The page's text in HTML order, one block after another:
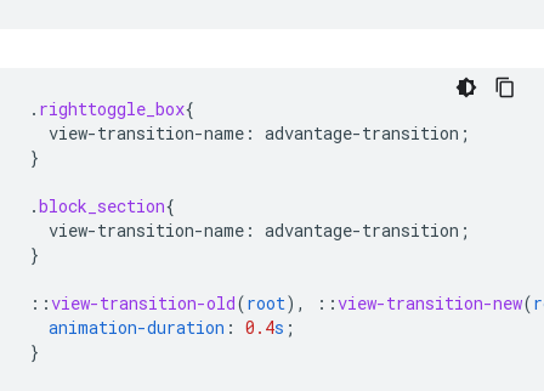
. righttoggle_box{
view-transition-name : advantage-transition ;
}
.block_section{
view-transition-name : advantage-transition ;
}
::view-transition-old(root), ::view-transition-new(
animation-duration : 0.4s ;
}